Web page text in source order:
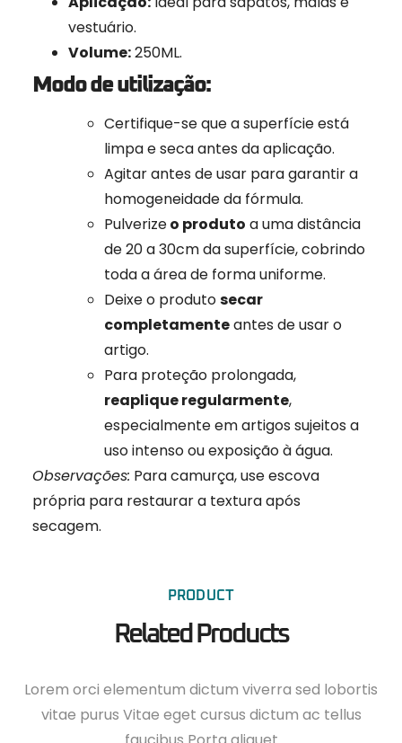
vestuário.
Volume:250ML.
Modo de utilização:
Certifique-se que a superfície está
limpa e seca antes da aplicação.
Agitar antes de usar para garantir a
homogeneidade da fórmula.
Pulverizeo produto a uma distância
de 20 a 30cm da superfície, cobrindo
toda a área de forma uniforme.
Deixe o produtosecar
completamenteantes de usar o
artigo.
Para proteção prolongada,
reaplique regularmente,
especialmente em artigos sujeitos a
uso intenso ou exposição à água.
Observações: Para camurça, use escova
própria para restaurar a textura após
secagem.
PRODUCT
Related Products
Lorem orci elementum dictum viverra sed lobortis
vitae purus Vitae eget cursus dictum ac tellus